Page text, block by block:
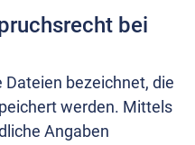
bei
Dateien bezeichnet, die
werden. Mittels
Angaben